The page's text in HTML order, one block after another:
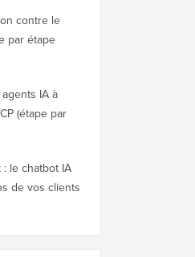
contre le
par étape
IA à
(étape par
le chatbot IA
de vos clients